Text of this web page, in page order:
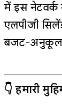
में इस नेटवर्क
एलपीजी
बजट-अनुकूल
👇 हमारी